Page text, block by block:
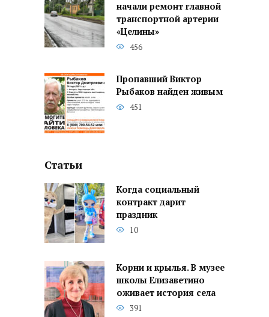
начали ремонт главной
транспортной артерии
«Целины»
456
Пропавший Виктор
Рыбаков найден живым
451
Статьи
Когда социальный
контракт дарит
праздник
10
Корни и крылья. В музее
школы Елизаветино
оживает история села
391